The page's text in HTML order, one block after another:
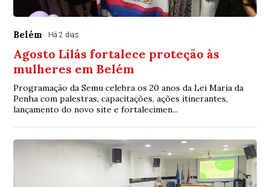
Belém Há 2 dias
Agosto Lilás fortalece proteção às
mulheres em Belém
Programação da Semu celebra os 20 anos da Lei Maria da
Penha com palestras, capacitações, ações itinerantes,
lançamento do novo site e fortalecimen...